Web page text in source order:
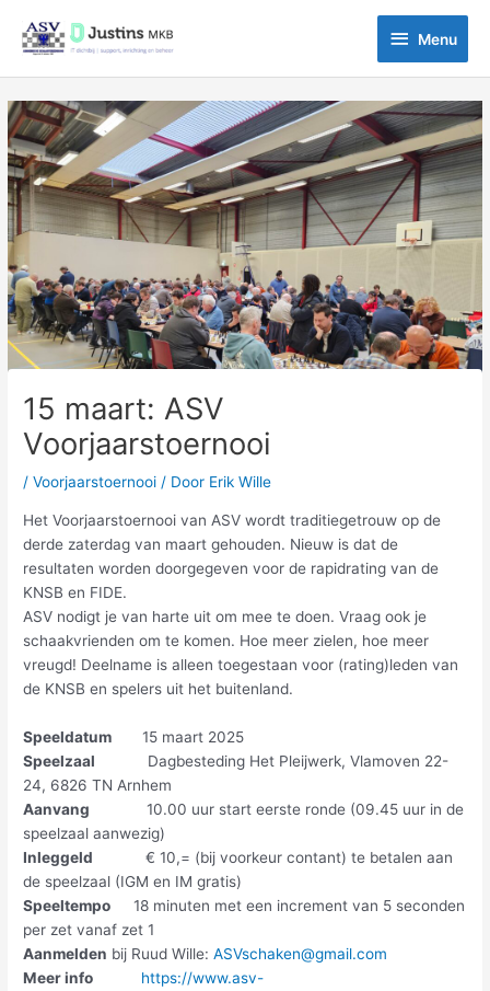
naar
inhoud
Menu
Menu
15 maart: ASV
Voorjaarstoernooi
/Voorjaarstoernooi / Door Erik Wille
Het Voorjaarstoernooi van ASV wordt traditiegetrouw op de
derde zaterdag van maart gehouden. Nieuw is dat de
resultaten worden doorgegeven voor de rapidrating van de
KNSB en FIDE.
ASV nodigt je van harte uit om mee te doen. Vraag ook je
schaakvrienden om te komen. Hoe meer zielen, hoe meer
vreugd! Deelname is alleen toegestaan voor (rating)leden van
de KNSB en spelers uit het buitenland.
Speeldatum 15 maart 2025
Speelzaal Dagbesteding Het Pleijwerk, Vlamoven 22-
24, 6826 TN Arnhem
Aanvang 10.00 uur start eerste ronde (09.45 uur in de
speelzaal aanwezig)
Inleggeld € 10,= (bij voorkeur contant) te betalen aan
de speelzaal (IGM en IM gratis)
Speeltempo18 minuten met een increment van 5 seconden
per zet vanaf zet 1
Aanmelden bij Ruud Wille:ASVschaken@gmail.com
Meer info
https://www.asv-
Bericht
navigatie